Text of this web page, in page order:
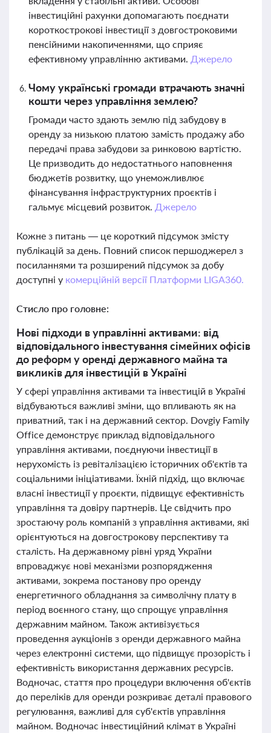
інвестиційні рахунки допомагають поєднати
короткострокові інвестиції з довгостроковими
пенсійними накопиченнями, що сприяє
ефективному управлінню активами. Джерело
Чому українські громади втрачають значні
кошти через управління землею?
Громади часто здають землю під забудову в
оренду за низькою платою замість продажу або
передачі права забудови за ринковою вартістю.
Це призводить до недостатнього наповнення
бюджетів розвитку, що унеможливлює
фінансування інфраструктурних проєктів і
гальмує місцевий розвиток. Джерело
Кожне з питань — це короткий підсумок змісту
публікацій за день. Повний список першоджерел з
посиланнями та розширений підсумок за добу
доступні у комерційній версії Платформи LIGA360.
Стисло про головне:
Нові підходи в управлінні активами: від
відповідального інвестування сімейних офісів
до реформ у оренді державного майна та
викликів для інвестицій в Україні
У сфері управління активами та інвестицій в Україні
відбуваються важливі зміни, що впливають як на
приватний, так і на державний сектор. Dovgiy Family
Office демонструє приклад відповідального
управління активами, поєднуючи інвестиції в
нерухомість із ревіталізацією історичних об'єктів та
соціальними ініціативами. Їхній підхід, що включає
власні інвестиції у проєкти, підвищує ефективність
управління та довіру партнерів. Це свідчить про
зростаючу роль компаній з управління активами, які
орієнтуються на довгострокову перспективу та
сталість. На державному рівні уряд України
впроваджує нові механізми розпорядження
активами, зокрема постанову про оренду
енергетичного обладнання за символічну плату в
період воєнного стану, що спрощує управління
державним майном. Також активізується
проведення аукціонів з оренди державного майна
через електронні системи, що підвищує прозорість і
ефективність використання державних ресурсів.
Водночас, стаття про процедури включення об'єктів
до переліків для оренди розкриває деталі правового
регулювання, важливі для суб'єктів управління
майном. Водночас інвестиційний клімат в Україні